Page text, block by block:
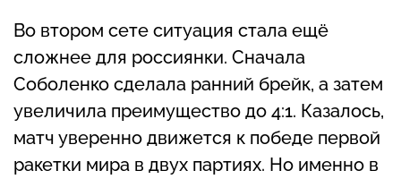
Во втором сете ситуация стала ещё
сложнее для россиянки. Сначала
Соболенко сделала ранний брейк, а затем
увеличила преимущество до 4:1. Казалось,
матч уверенно движется к победе первой
ракетки мира в двух партиях. Но именно в